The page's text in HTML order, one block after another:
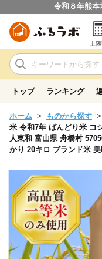
令和８年熊本
上
トップ ランキング
ホーム ものから探す
米 令和7年 ばんどり米 コ
人東和 富山県 舟橋村
かり 20キロ ブランド米